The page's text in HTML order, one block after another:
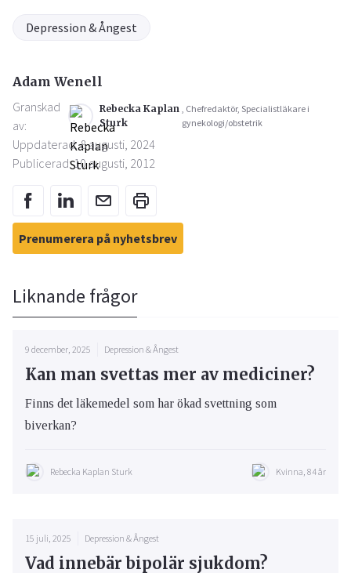
Depression & Ångest
Adam Wenell
Granskad
av:
Rebecka Kaplan
Sturk
, Chefredaktör, Specialistläkare i
gynekologi/obstetrik
Uppdaterad: 8 augusti, 2024
Publicerad: 10 augusti, 2012
Prenumerera på nyhetsbrev
Liknande frågor
9 december, 2025 Depression & Ångest
Kan man svettas mer av mediciner?
Finns det läkemedel som har ökad svettning som
biverkan?
Rebecka Kaplan Sturk Kvinna, 84 år
15 juli, 2025 Depression & Ångest
Vad innebär bipolär sjukdom?